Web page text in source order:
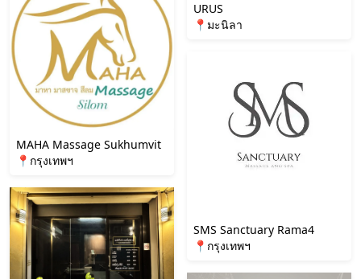
MAHA Massage Sukhumvit
📍กรุงเทพฯ
URUS
📍มะนิลา
SMS Sanctuary Rama4
📍กรุงเทพฯ